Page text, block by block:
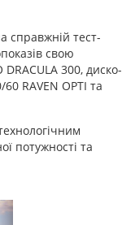
справжній тест-
свою
300, диско-
RAVEN OPTI та
потужності та